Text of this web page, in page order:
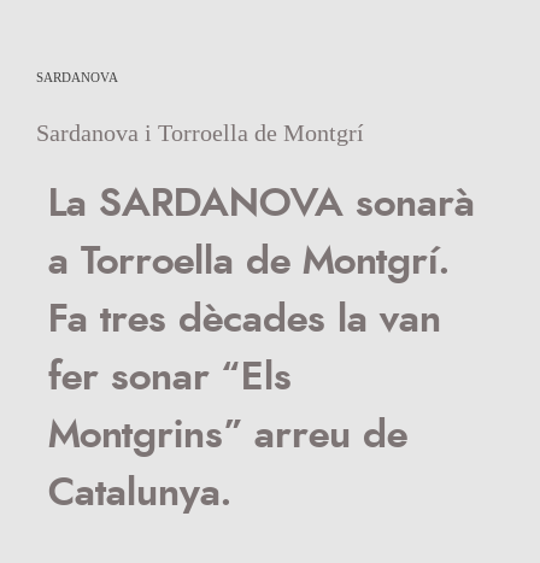
SARDANOVA
Sardanova i Torroella de Montgrí
La SARDANOVA sonarà
a Torroella de Montgrí.
Fa tres dècades la van
fer sonar “Els
Montgrins” arreu de
Catalunya.